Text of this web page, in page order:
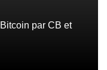
par CB et